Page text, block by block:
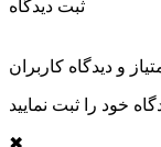
ثبت دیدگاه
و دیدگاه کاربران
خود را ثبت نمایید